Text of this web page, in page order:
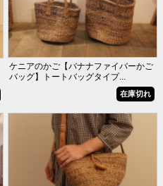
ケニアのかご【バナナファイバーかご
バッグ】トートバッグタイプ...
在庫切れ